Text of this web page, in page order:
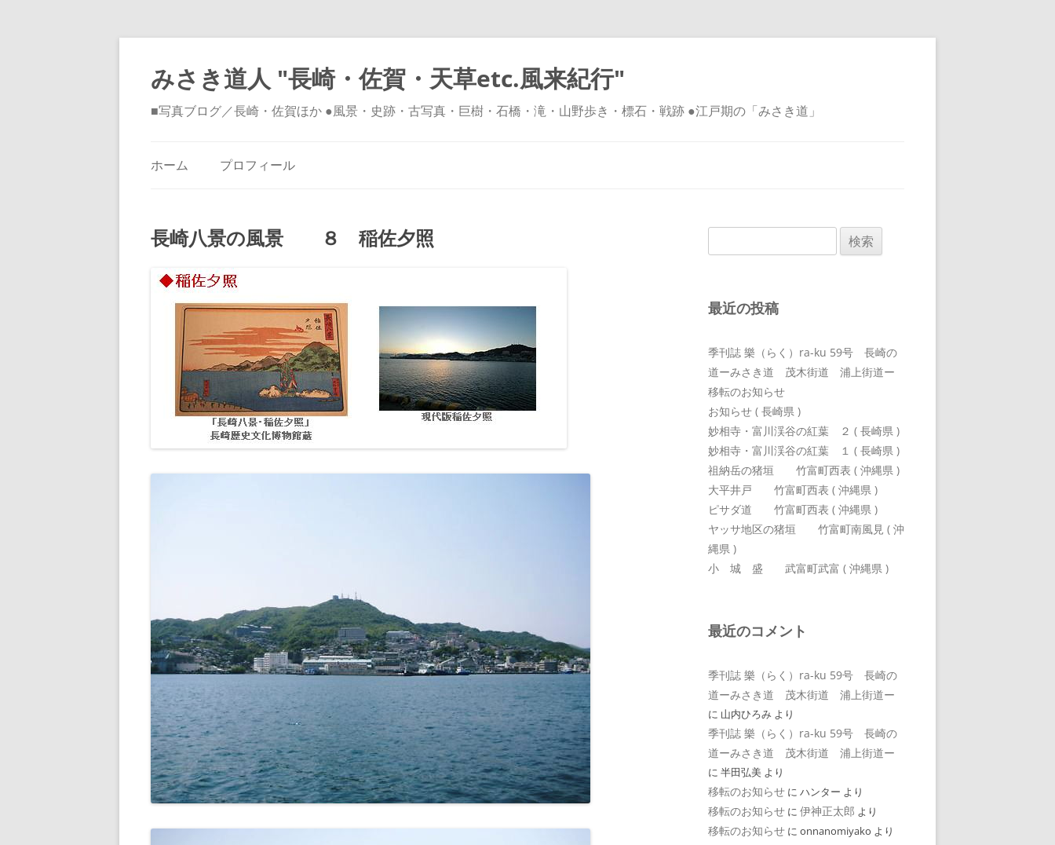
みさき道人 "長崎・佐賀・天草etc.風来紀行"
■写真ブログ／長崎・佐賀ほか ●風景・史跡・古写真・巨樹・石橋・滝・山野歩き・標石・戦跡 ●江戸期の「みさき道」
ホーム プロフィール
長崎八景の風景 ８ 稲佐夕照
索:
最近の投稿
季刊誌 樂（らく）ra-ku 59号 長崎の
道ーみさき道 茂木街道 浦上街道ー
移転のお知らせ
お知らせ ( 長崎県 )
妙相寺・富川渓谷の紅葉 ２ ( 長崎県 )
妙相寺・富川渓谷の紅葉 １ ( 長崎県 )
祖納岳の猪垣 竹富町西表 ( 沖縄県 )
大平井戸 竹富町西表 ( 沖縄県 )
ピサダ道 竹富町西表 ( 沖縄県 )
ヤッサ地区の猪垣 竹富町南風見 ( 沖
縄県 )
小 城 盛 武富町武富 ( 沖縄県 )
最近のコメント
季刊誌 樂（らく）ra-ku 59号 長崎の
道ーみさき道 茂木街道 浦上街道ー
に 山内ひろみ より
季刊誌 樂（らく）ra-ku 59号 長崎の
道ーみさき道 茂木街道 浦上街道ー
に 半田弘美 より
移転のお知らせ に ハンター より
移転のお知らせ に 伊神正太郎 より
移転のお知らせ に onnanomiyako より